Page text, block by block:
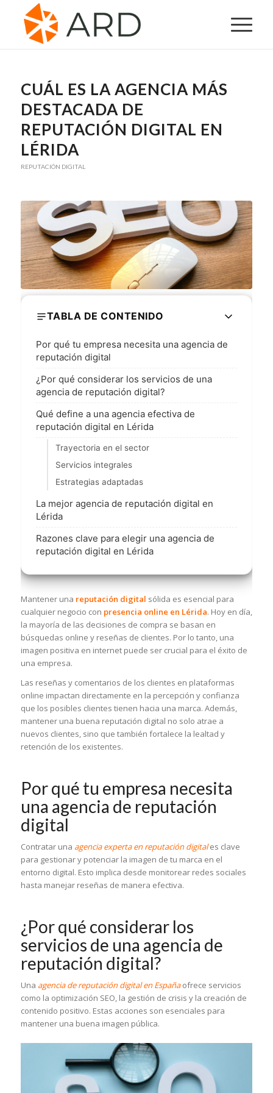
CUÁL ES LA AGENCIA MÁS
DESTACADA DE
REPUTACIÓN DIGITAL EN
LÉRIDA
REPUTACIÓN DIGITAL
TABLA DE CONTENIDO
Por qué tu empresa necesita una agencia de
reputación digital
¿Por qué considerar los servicios de una
agencia de reputación digital?
Qué define a una agencia efectiva de
reputación digital en Lérida
Trayectoria en el sector
Servicios integrales
Estrategias adaptadas
La mejor agencia de reputación digital en
Lérida
Razones clave para elegir una agencia de
reputación digital en Lérida
Mantener una reputación digital sólida es esencial para
cualquier negocio con presencia online en Lérida. Hoy en día,
la mayoría de las decisiones de compra se basan en
búsquedas online y reseñas de clientes. Por lo tanto, una
imagen positiva en internet puede ser crucial para el éxito de
una empresa.
Las reseñas y comentarios de los clientes en plataformas
online impactan directamente en la percepción y confianza
que los posibles clientes tienen hacia una marca. Además,
mantener una buena reputación digital no solo atrae a
nuevos clientes, sino que también fortalece la lealtad y
retención de los existentes.
Por qué tu empresa necesita
una agencia de reputación
digital
Contratar una agencia experta en reputación digitales clave
para gestionar y potenciar la imagen de tu marca en el
entorno digital. Esto implica desde monitorear redes sociales
hasta manejar reseñas de manera efectiva.
¿Por qué considerar los
servicios de una agencia de
reputación digital?
Una agencia de reputación digital en Españaofrece servicios
como la optimización SEO, la gestión de crisis y la creación de
contenido positivo. Estas acciones son esenciales para
mantener una buena imagen pública.